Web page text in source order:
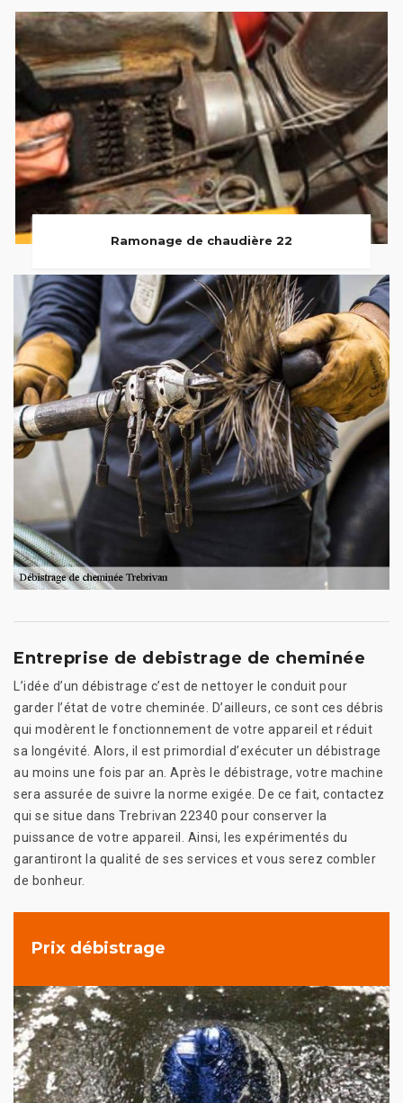
Ramonage de chaudière 22
Entreprise de debistrage de cheminée
L’idée d’un débistrage c’est de nettoyer le conduit pour
garder l’état de votre cheminée. D’ailleurs, ce sont ces débris
qui modèrent le fonctionnement de votre appareil et réduit
sa longévité. Alors, il est primordial d’exécuter un débistrage
au moins une fois par an. Après le débistrage, votre machine
sera assurée de suivre la norme exigée. De ce fait, contactez
qui se situe dans Trebrivan 22340 pour conserver la
puissance de votre appareil. Ainsi, les expérimentés du
garantiront la qualité de ses services et vous serez combler
de bonheur.
Prix débistrage